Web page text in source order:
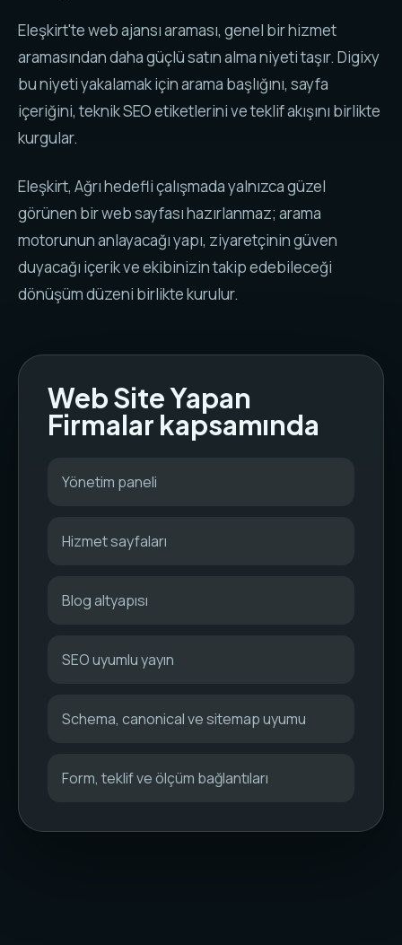
Eleşkirt'te web ajansı araması, genel bir hizmet
aramasından daha güçlü satın alma niyeti taşır. Digixy
bu niyeti yakalamak için arama başlığını, sayfa
içeriğini, teknik SEO etiketlerini ve teklif akışını birlikte
kurgular.
Eleşkirt, Ağrı hedefli çalışmada yalnızca güzel
görünen bir web sayfası hazırlanmaz; arama
motorunun anlayacağı yapı, ziyaretçinin güven
duyacağı içerik ve ekibinizin takip edebileceği
dönüşüm düzeni birlikte kurulur.
Web Site Yapan
Firmalar kapsamında
Yönetim paneli
Hizmet sayfaları
Blog altyapısı
SEO uyumlu yayın
Schema, canonical ve sitemap uyumu
Form, teklif ve ölçüm bağlantıları